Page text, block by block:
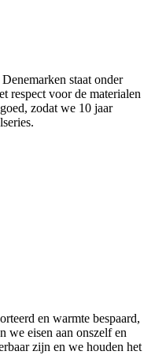
staat onder
respect voor de materialen
zodat we 10 jaar
en warmte bespaard,
we eisen aan onszelf en
zijn en we houden het